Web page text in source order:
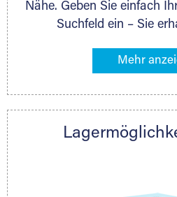
Nähe. Geben Sie einfach
Suchfeld ein – Sie
Lagermöglichkeiten in Ihrer
direkt online mieten. Gibt
nächstgelegenen Partner